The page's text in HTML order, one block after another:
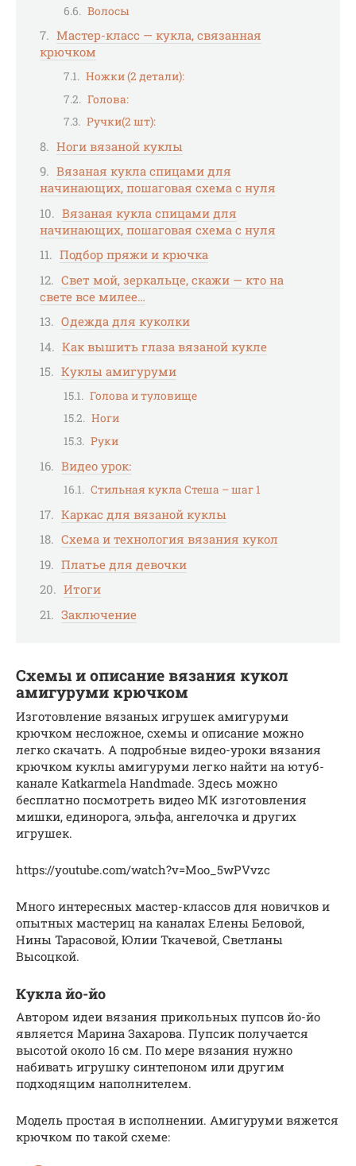
Волосы
Мастер-класс — кукла, связанная
крючком
Ножки (2 детали):
Голова:
Ручки(2 шт):
Ноги вязаной куклы
Вязаная кукла спицами для
начинающих, пошаговая схема с нуля
Вязаная кукла спицами для
начинающих, пошаговая схема с нуля
Подбор пряжи и крючка
Свет мой, зеркальце, скажи — кто на
свете все милее…
Одежда для куколки
Как вышить глаза вязаной кукле
Куклы амигуруми
Голова и туловище
Ноги
Руки
Видео урок:
Стильная кукла Стеша – шаг 1
Каркас для вязаной куклы
Схема и технология вязания кукол
Платье для девочки
Итоги
Заключение
Схемы и описание вязания кукол
амигуруми крючком
Изготовление вязаных игрушек амигуруми
крючком несложное, схемы и описание можно
легко скачать. А подробные видео-уроки вязания
крючком куклы амигуруми легко найти на ютуб-
канале Katkarmela Handmade. Здесь можно
бесплатно посмотреть видео МК изготовления
мишки, единорога, эльфа, ангелочка и других
игрушек.
https://youtube.com/watch?v=Moo_5wPVvzc
Много интересных мастер-классов для новичков и
опытных мастериц на каналах Елены Беловой,
Нины Тарасовой, Юлии Ткачевой, Светланы
Высоцкой.
Кукла йо-йо
Автором идеи вязания прикольных пупсов йо-йо
является Марина Захарова. Пупсик получается
высотой около 16 см. По мере вязания нужно
набивать игрушку синтепоном или другим
подходящим наполнителем.
Модель простая в исполнении. Амигуруми вяжется
крючком по такой схеме: